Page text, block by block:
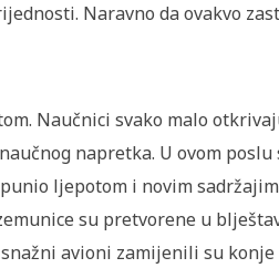
Naravno da ovakvo
Naučnici svako malo
napretka. U ovom
ljepotom i novim
su pretvorene u
avioni zamijenili su